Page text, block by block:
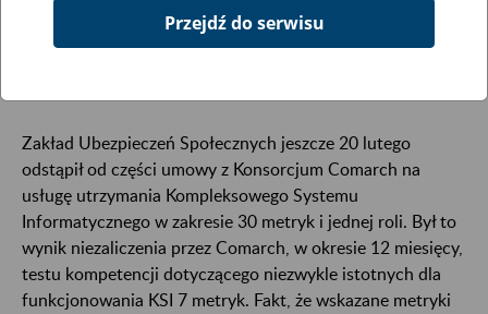
utrzymania znacznej części Kompleksowego
Systemu Informatycznego. Tym samym KIO w
Zakład Ubezpieczeń Społecznych jeszcze 20 lutego
odstąpił od części umowy z Konsorcjum Comarch na
usługę utrzymania Kompleksowego Systemu
Informatycznego w zakresie 30 metryk i jednej roli. Był to
wynik niezaliczenia przez Comarch, w okresie 12 miesięcy,
testu kompetencji dotyczącego niezwykle istotnych dla
funkcjonowania KSI 7 metryk. Fakt, że wskazane metryki
Przejdź do serwisu